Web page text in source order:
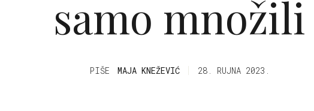
samo množili
PIŠE MAJA KNEŽEVIĆ 28. RUJNA 2023.